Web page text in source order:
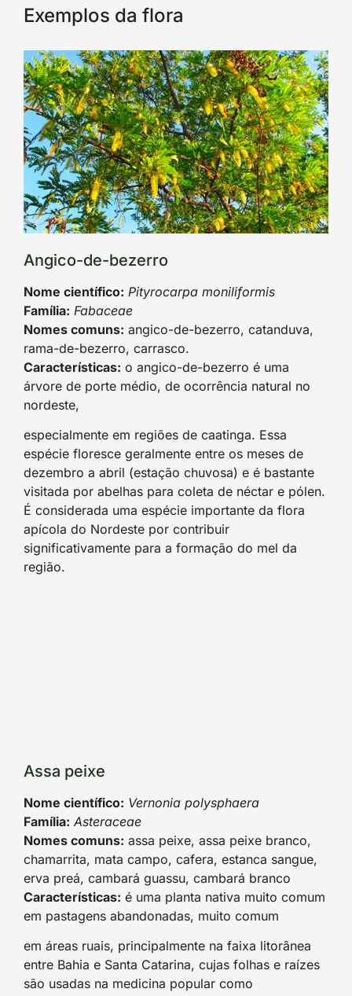
Exemplos da flora
Angico-de-bezerro
Nome científico: Pityrocarpa moniliformis
Família: Fabaceae
Nomes comuns: angico-de-bezerro, catanduva,
rama-de-bezerro, carrasco.
Características: o angico-de-bezerro é uma
árvore de porte médio, de ocorrência natural no
nordeste,
especialmente em regiões de caatinga. Essa
espécie floresce geralmente entre os meses de
dezembro a abril (estação chuvosa) e é bastante
visitada por abelhas para coleta de néctar e pólen.
É considerada uma espécie importante da flora
apícola do Nordeste por contribuir
significativamente para a formação do mel da
região.
Assa peixe
Nome científico: Vernonia polysphaera
Família: Asteraceae
Nomes comuns: assa peixe, assa peixe branco,
chamarrita, mata campo, cafera, estanca sangue,
erva preá, cambará guassu, cambará branco
Características: é uma planta nativa muito comum
em pastagens abandonadas, muito comum
em áreas ruais, principalmente na faixa litorânea
entre Bahia e Santa Catarina, cujas folhas e raízes
são usadas na medicina popular como